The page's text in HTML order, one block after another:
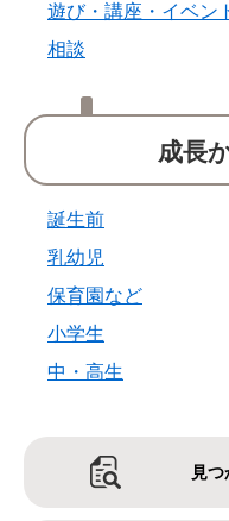
遊び・講座・イベン
相談
成長
誕生前
乳幼児
保育園など
小学生
中・高生
見